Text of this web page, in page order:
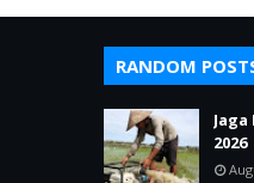
RANDOM
2026